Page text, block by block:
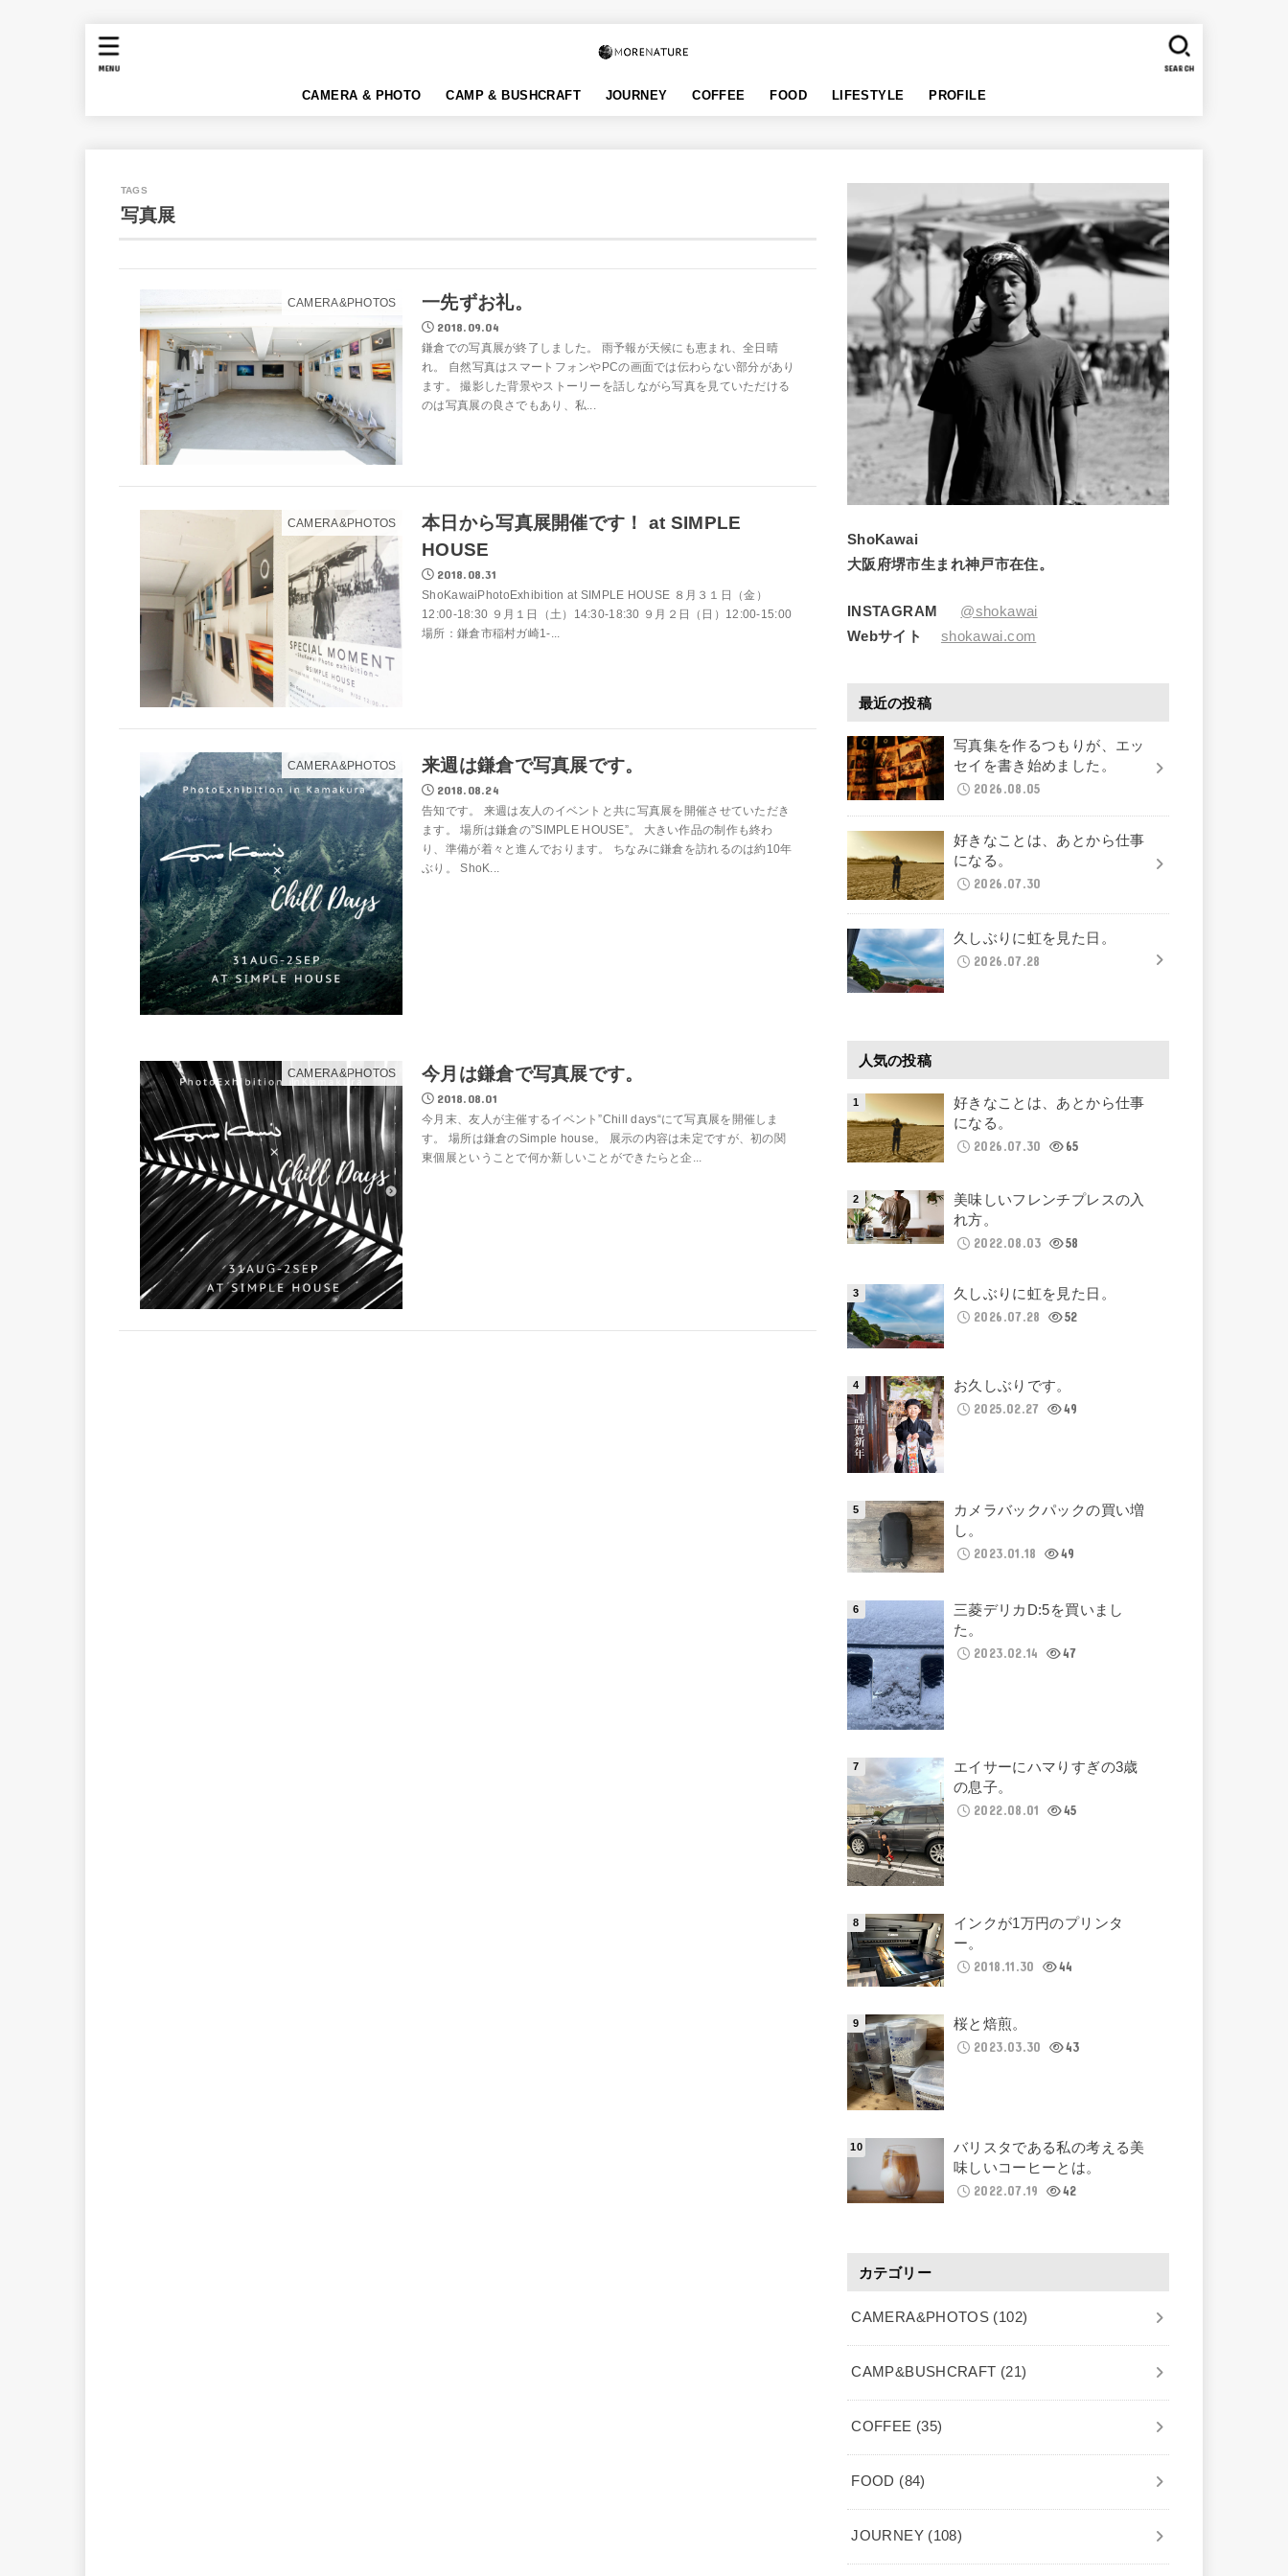
CAMERA & PHOTO CAMP & BUSHCRAFT JOURNEY COFFEE FOOD LIFESTYLE PROFILE
SEARCH
MENU
写真展
CAMERA&PHOTOS 一先ずお礼。
2018.09.04
鎌倉での写真展が終了しました。 雨予報が天候にも恵まれ、全日晴
れ。 自然写真はスマートフォンやPCの画面では伝わらない部分があり
ます。 撮影した背景やストーリーを話しながら写真を見ていただける
のは写真展の良さでもあり、私...
CAMERA&PHOTOS
本日から写真展開催です！ at SIMPLE
HOUSE
2018.08.31
ShoKawaiPhotoExhibition at SIMPLE HOUSE ８月３１日（金）
12:00-18:30 ９月１日（土）14:30-18:30 ９月２日（日）12:00-15:00
場所：鎌倉市稲村ガ崎1-...
CAMERA&PHOTOS 来週は鎌倉で写真展です。
2018.08.24
告知です。 来週は友人のイベントと共に写真展を開催させていただき
ます。 場所は鎌倉の”SIMPLE HOUSE”。 大きい作品の制作も終わ
り、準備が着々と進んでおります。 ちなみに鎌倉を訪れるのは約10年
ぶり。 ShoK...
CAMERA&PHOTOS 今月は鎌倉で写真展です。
2018.08.01
今月末、友人が主催するイベント”Chill days“にて写真展を開催しま
す。 場所は鎌倉のSimple house。 展示の内容は未定ですが、初の関
東個展ということで何か新しいことができたらと企...
ShoKawai
大阪府堺市生まれ神戸市在住。
INSTAGRAM
@shokawai
Webサイト
shokawai.com
最近の投稿
写真集を作るつもりが、エッ
セイを書き始めました。
2026.08.05
好きなことは、あとから仕事
になる。
2026.07.30
久しぶりに虹を見た日。
2026.07.28
人気の投稿
好きなことは、あとから仕事
になる。
2026.07.30
65
美味しいフレンチプレスの入
れ方。
2022.08.03
58
久しぶりに虹を見た日。
2026.07.28
52
お久しぶりです。
2025.02.27
49
カメラバックパックの買い増
し。
2023.01.18
49
三菱デリカD:5を買いまし
た。
2023.02.14
47
エイサーにハマりすぎの3歳
の息子。
2022.08.01
45
インクが1万円のプリンタ
ー。
2018.11.30
44
桜と焙煎。
2023.03.30
43
バリスタである私の考える美
味しいコーヒーとは。
2022.07.19
42
カテゴリー
CAMERA&PHOTOS (102)
CAMP&BUSHCRAFT (21)
COFFEE (35)
FOOD (84)
JOURNEY (108)